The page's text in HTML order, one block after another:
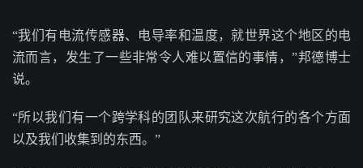
“我们有电流传感器、电导率和温度，就世界这个地区的电
流而言，发生了一些非常令人难以置信的事情，”邦德博士
说。
“所以我们有一个跨学科的团队来研究这次航行的各个方面
以及我们收集到的东西。”